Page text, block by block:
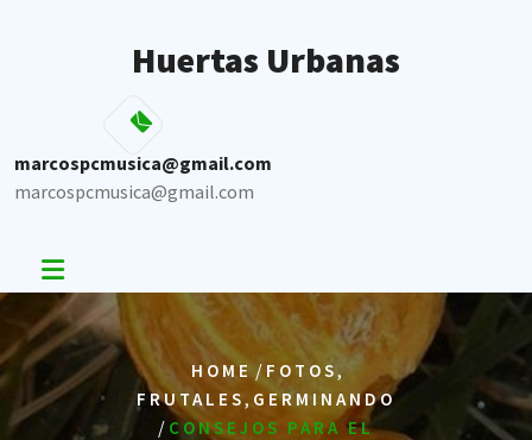
Huertas Urbanas
marcospcmusica@gmail.com
marcospcmusica@gmail.com
HOME / FOTOS,
FRUTALES, GERMINANDO
/ CONSEJOS PARA EL